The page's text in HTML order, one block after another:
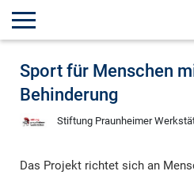
Sport für Menschen
Behinderung
Stiftung Praunheimer
Das Projekt richtet sich an